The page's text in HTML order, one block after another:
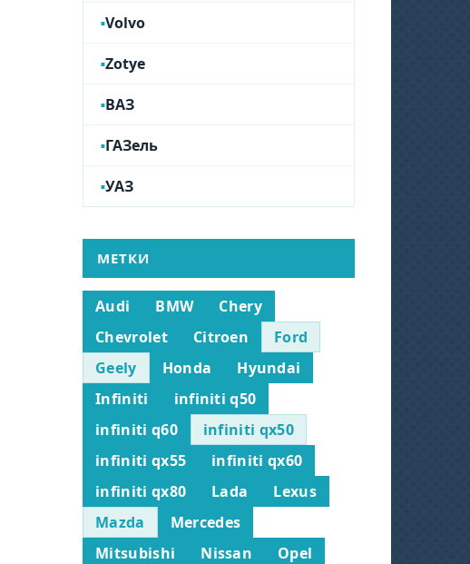
Volvo
Zotye
ВАЗ
ГАЗель
УАЗ
МЕТКИ
Audi BMW
Chery
Chevrolet
Citroen
Ford
Geely
Honda
Hyundai
Infiniti
infiniti q50
infiniti q60
infiniti qx50
infiniti qx55
infiniti qx60
infiniti qx80
Lada
Lexus
Mazda
Mercedes
Mitsubishi
Nissan
Opel